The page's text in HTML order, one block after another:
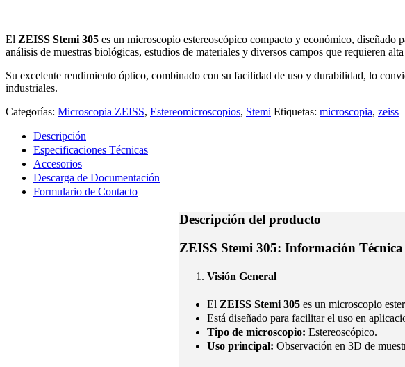
El ZEISS Stemi 305 es un microscopio estereoscópico compacto y económico, diseñado
análisis de muestras biológicas, estudios de materiales y diversos campos que requieren
Su excelente rendimiento óptico, combinado con su facilidad de uso y durabilidad, lo
industriales.
Categorías: Microscopia ZEISS, Estereomicroscopios, Stemi Etiquetas: microscopia, zeiss
Descripción
Especificaciones Técnicas
Accesorios
Descarga de Documentación
Formulario de Contacto
Descripción del producto
ZEISS Stemi 305: Información
Visión General
El ZEISS Stemi 305 es un microscopio
Está diseñado para facilitar el uso en
Tipo de microscopio: Estereoscópico.
Uso principal: Observación en 3D de